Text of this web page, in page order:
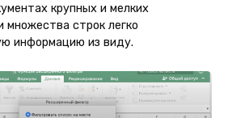
крупных и мелких
множества строк легко
информацию из виду.